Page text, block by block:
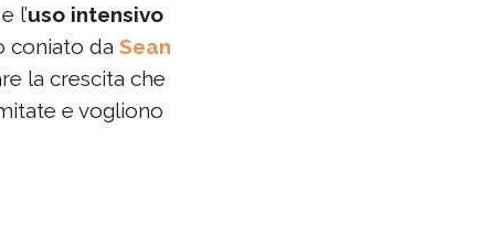
l’uso intensivo
coniato da Sean
la crescita che
e vogliono